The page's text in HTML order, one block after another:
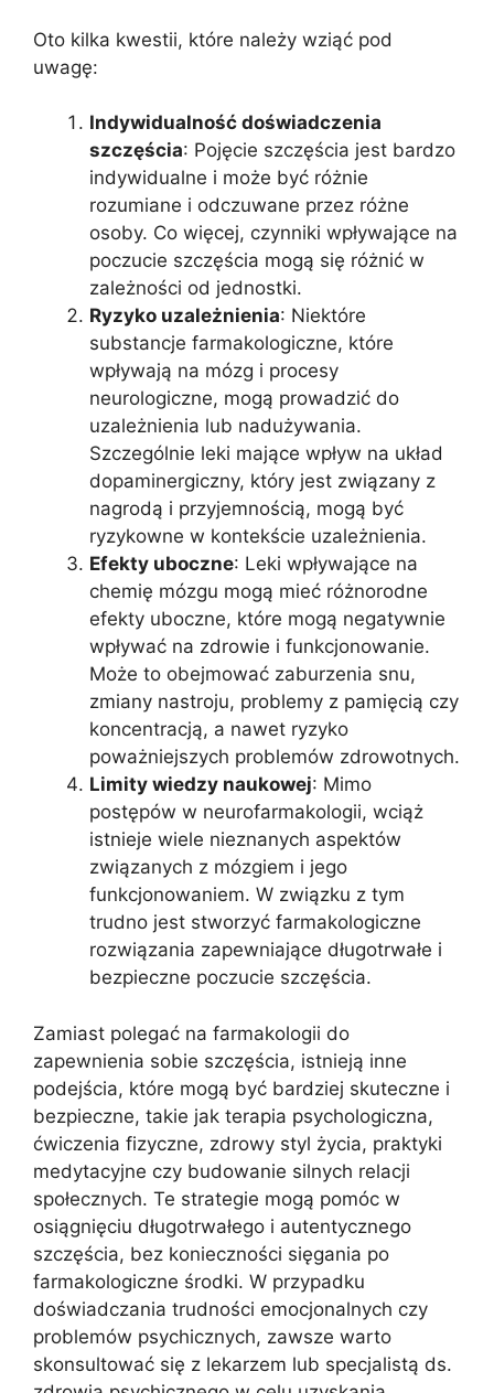
Oto kilka kwestii, które należy wziąć pod
uwagę:
Indywidualność doświadczenia
szczęścia: Pojęcie szczęścia jest bardzo
indywidualne i może być różnie
rozumiane i odczuwane przez różne
osoby. Co więcej, czynniki wpływające na
poczucie szczęścia mogą się różnić w
zależności od jednostki.
Ryzyko uzależnienia: Niektóre
substancje farmakologiczne, które
wpływają na mózg i procesy
neurologiczne, mogą prowadzić do
uzależnienia lub nadużywania.
Szczególnie leki mające wpływ na układ
dopaminergiczny, który jest związany z
nagrodą i przyjemnością, mogą być
ryzykowne w kontekście uzależnienia.
Efekty uboczne: Leki wpływające na
chemię mózgu mogą mieć różnorodne
efekty uboczne, które mogą negatywnie
wpływać na zdrowie i funkcjonowanie.
Może to obejmować zaburzenia snu,
zmiany nastroju, problemy z pamięcią czy
koncentracją, a nawet ryzyko
poważniejszych problemów zdrowotnych.
Limity wiedzy naukowej: Mimo
postępów w neurofarmakologii, wciąż
istnieje wiele nieznanych aspektów
związanych z mózgiem i jego
funkcjonowaniem. W związku z tym
trudno jest stworzyć farmakologiczne
rozwiązania zapewniające długotrwałe i
bezpieczne poczucie szczęścia.
Zamiast polegać na farmakologii do
zapewnienia sobie szczęścia, istnieją inne
podejścia, które mogą być bardziej skuteczne i
bezpieczne, takie jak terapia psychologiczna,
ćwiczenia fizyczne, zdrowy styl życia, praktyki
medytacyjne czy budowanie silnych relacji
społecznych. Te strategie mogą pomóc w
osiągnięciu długotrwałego i autentycznego
szczęścia, bez konieczności sięgania po
farmakologiczne środki. W przypadku
doświadczania trudności emocjonalnych czy
problemów psychicznych, zawsze warto
skonsultować się z lekarzem lub specjalistą ds.